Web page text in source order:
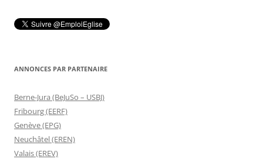
ANNONCES PAR PARTENAIRE
Berne-Jura (BeJuSo – USBJ)
Fribourg (EERF)
Genève (EPG)
Neuchâtel (EREN)
Valais (EREV)